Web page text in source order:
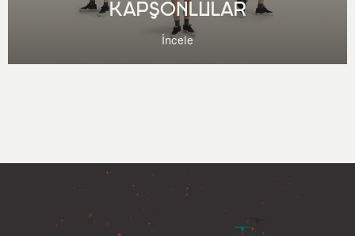
KAPŞONLULAR
İncele